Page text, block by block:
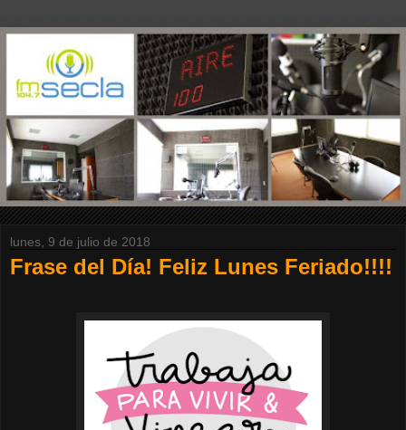
lunes, 9 de julio de 2018
Frase del Día! Feliz Lunes Feriado!!!!